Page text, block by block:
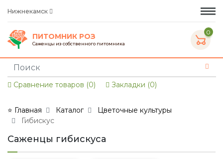
Нижнекамск
ПИТОМНИК РОЗ
Саженцы из собственного питомника
0
Сравнение товаров (0) Закладки (0)
⭐ Главная Каталог
Цветочные культуры
Гибискус
Саженцы гибискуса